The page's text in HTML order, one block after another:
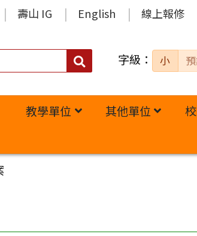
壽山 IG English 線上報修
搜
字級： 小
教學單位 其他單位